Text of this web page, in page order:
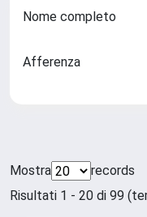
Nome completo
Afferenza
Mostra
records
Risultati 1 - 20 di 99